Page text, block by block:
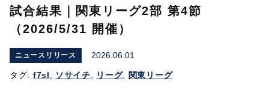
試合結果｜関東リーグ2部 第4節
（2026/5/31 開催）
ニュースリリース 2026.06.01
タグ: f7sl ソサイチ リーグ, 関東リーグ